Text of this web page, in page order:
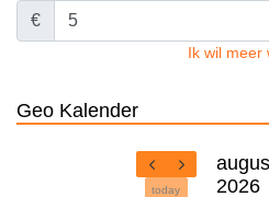
€
Ik wil meer
Geo Kalender
today
2026